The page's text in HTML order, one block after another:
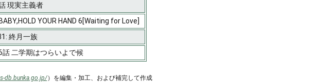
現実主義者
YOUR HAND 6[Waiting for Love]
終月一族
話 二学期はつらいよで候
db.bunka.go.jp/）を編集・加工、および補完して作成